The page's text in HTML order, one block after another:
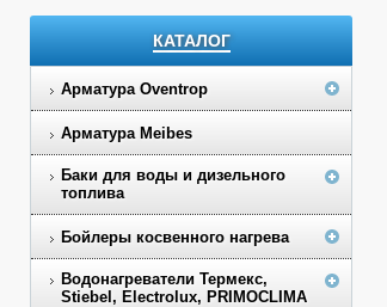
КАТАЛОГ
Арматура Oventrop
Арматура Meibes
Баки для воды и дизельного
топлива
Бойлеры косвенного нагрева
Водонагреватели Термекс,
Stiebel, Electrolux, PRIMOCLIMA